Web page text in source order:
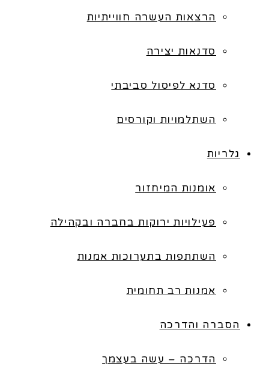
הרצאות העשרה חווייתיות
סדנאות יצירה
סדנא לפיסול סביבתי
השתלמויות וקורסים
גלריות
אומנות המיחזור
פעילויות ירוקות בחברה ובקהילה
השתתפות בתערוכות אמנות
אמנות רב תחומית
הסברה והדרכה
הדרכה – עשה בעצמך